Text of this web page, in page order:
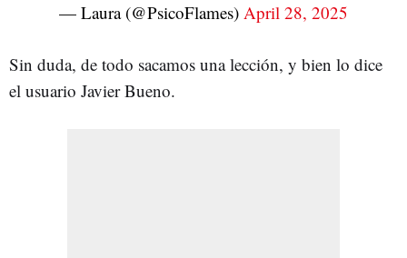
— Laura (@PsicoFlames) April 28, 2025
Sin duda, de todo sacamos una lección, y bien lo dice
el usuario Javier Bueno.